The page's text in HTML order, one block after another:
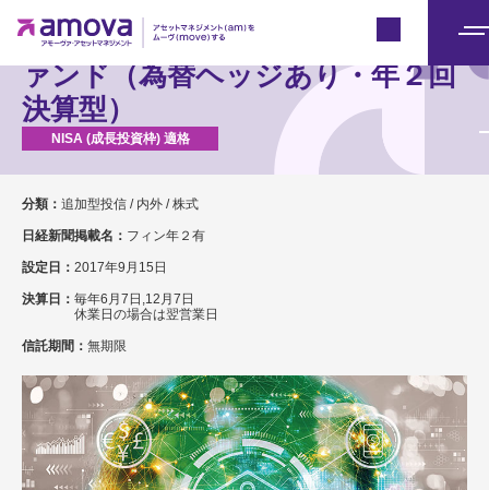
ニ
グローバル・フィンテック株式フ
ァンド（為替ヘッジあり・年２回
決算型）
分類： 追加型投信 / 内外 / 株式
日経新聞掲載名： フィン年２有
設定日： 2017年9月15日
決算日： 毎年6月7日,12月7日
休業日の場合は翌営業日
信託期間： 無期限